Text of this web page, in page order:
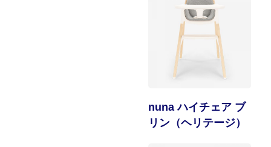
nuna ハイチェア ブ
リン（ヘリテージ）